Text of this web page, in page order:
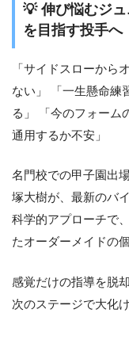
💡 伸び悩むジ
を目指す投手へ
「サイドスローから
ない」 「一生懸命練
る」 「今のフォーム
通用するか不安」
名門校での甲子園出
塚大樹が、最新のバ
科学的アプローチで
たオーダーメイドの
感覚だけの指導を脱
次のステージで大化